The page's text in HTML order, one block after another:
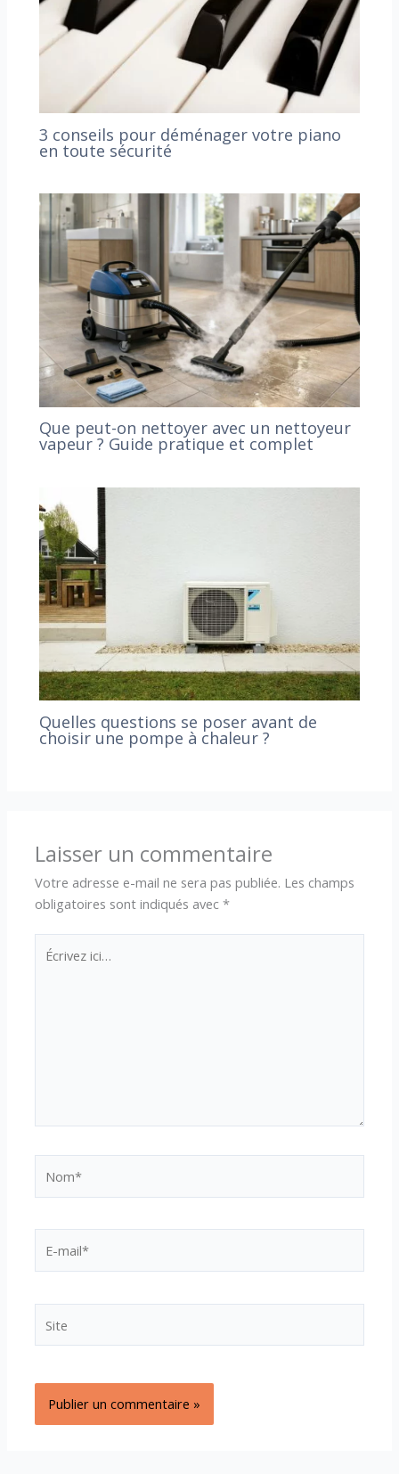
3 conseils pour déménager votre piano
en toute sécurité
Que peut-on nettoyer avec un nettoyeur
vapeur ? Guide pratique et complet
Quelles questions se poser avant de
choisir une pompe à chaleur ?
Laisser un commentaire
Votre adresse e-mail ne sera pas publiée. Les champs
obligatoires sont indiqués avec*
Écrivez
ici…
mail*